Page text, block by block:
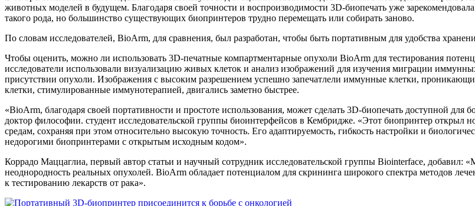
животных моделей в будущем. Благодаря своей точности и воспроизводимости 3D-биопечать уже
такого рода, но большинство существующих биопринтеров трудно перемещать или собирать заново.
По словам исследователей, BioArm, для сравнения, был разработан, чтобы быть портативным для удобства
Чтобы оценить, можно ли использовать 3D-печатные компартментарные опухоли BioArm для тестирования
исследователи использовали визуализацию живых клеток и анализ изображений для изучения миграции
присутствии опухоли. Изображения с высоким разрешением успешно запечатлели иммунные клетки,
клетки, стимулированные иммунотерапией, двигались заметно быстрее.
«BioArm, благодаря своей портативности и простоте использования, может сделать 3D-биопечать доступной
доктор философии. студент исследовательской группы биоинтерфейсов в Кембридже. «Этот биопринтер открыл
средам, сохраняя при этом относительно высокую точность. Его адаптируемость, гибкость настройки и
недорогими биопринтерами с открытым исходным кодом».
Коррадо Маццаглиа, первый автор статьи и научный сотрудник исследовательской группы Biointerface,
неоднородность реальных опухолей. BioArm обладает потенциалом для скрининга широкого спектра методов
к тестированию лекарств от рака».